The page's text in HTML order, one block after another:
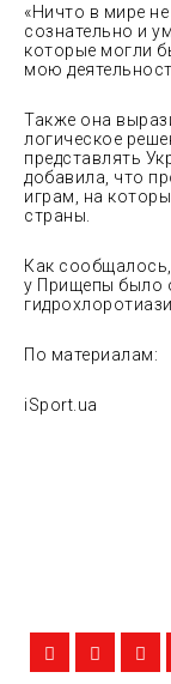
«Ничто в мире
сознательно и
которые могли
мою
Также она
логическое
представлять
добавила, что
играм, на
страны.
Как
у Прищепы было
По материалам:
iSport.ua